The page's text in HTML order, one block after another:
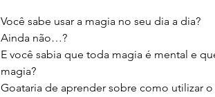
Você sabe usar a magia no seu dia a dia?
Ainda não…?
E você sabia que toda magia é mental e
magia?
Goataria de aprender sobre como utilizar